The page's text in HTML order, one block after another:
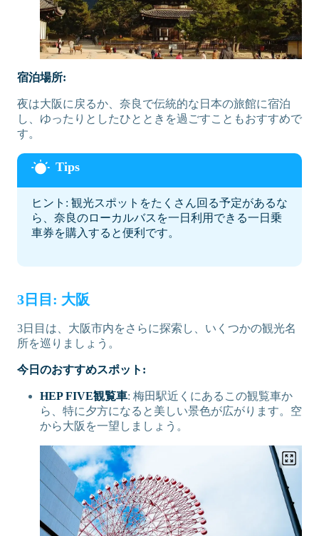
宿泊場所:
夜は大阪に戻るか、奈良で伝統的な日本の旅館に宿泊
し、ゆったりとしたひとときを過ごすこともおすすめで
す。
ヒント: 観光スポットをたくさん回る予定があるな
ら、奈良のローカルバスを一日利用できる一日乗
車券を購入すると便利です。
3日目: 大阪
3日目は、大阪市内をさらに探索し、いくつかの観光名
所を巡りましょう。
今日のおすすめスポット:
HEP FIVE観覧車: 梅田駅近くにあるこの観覧車か
ら、特に夕方になると美しい景色が広がります。空
から大阪を一望しましょう。